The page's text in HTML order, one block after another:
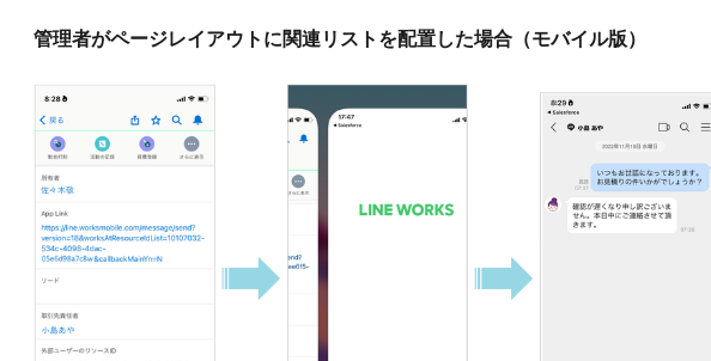
管理者がページレイアウトに関連リストを配置した場合（モバイル版）